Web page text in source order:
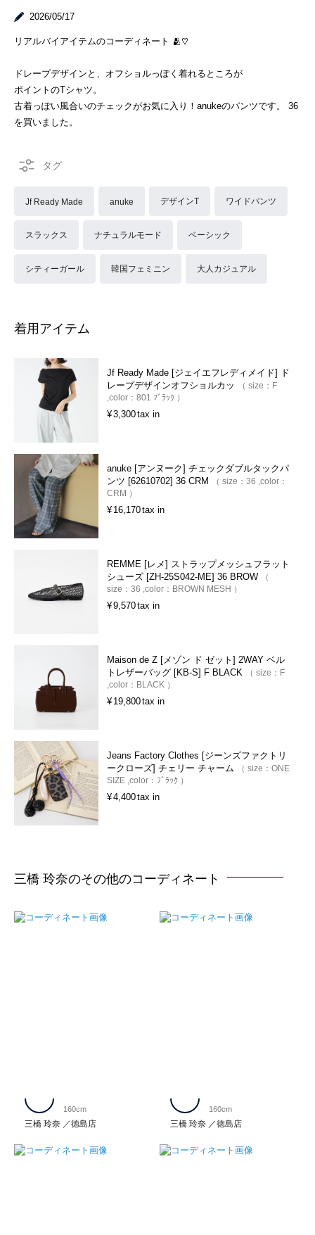
2026/05/17
リアルバイアイテムのコーディネート 🫂♡
ドレープデザインと、オフショルっぽく着れるところが
ポイントのTシャツ。
古着っぽい風合いのチェックがお気に入り！anukeのパンツです。 36
を買いました。
Jf Ready Made anuke デザインT ワイドパンツ
スラックス ナチュラルモード ベーシック
シティーガール 韓国フェミニン 大人カジュアル
着用アイテム
Jf Ready Made [ジェイエフレディメイド] ド
レープデザインオフショルカッ
size： F
color： 801 ﾌﾞﾗｯｸ
¥3,300tax in
anuke [アンヌーク] チェックダブルタックパ
ンツ [62610702] 36 CRM
size： 36 color：
CRM
¥ 16,170tax in
REMME [レメ] ストラップメッシュフラット
シューズ [ZH-25S042-ME] 36 BROW
size： 36 color： BROWN MESH
¥9,570tax in
Maison de Z [メゾン ド ゼット] 2WAY ベル
トレザーバッグ [KB-S] F BLACK
size： F
color： BLACK
¥ 19,800tax in
Jeans Factory Clothes [ジーンズファクトリ
ークローズ] チェリー チャーム
size： ONE
SIZE color： ﾌﾞﾗｯｸ
¥4,400tax in
三橋 玲奈のその他のコーディネート
三橋 玲奈 徳島店
160cm
三橋 玲奈 徳島店
160cm